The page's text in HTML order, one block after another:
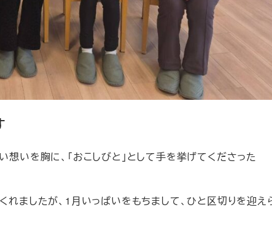
いを胸に、「おこしびと」として手を挙げてくださった
れましたが、1月いっぱいをもちまして、ひと区切りを迎え